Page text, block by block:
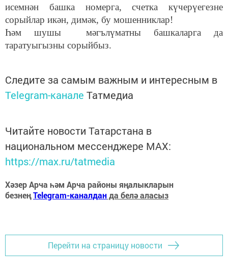
исемнән башка номерга, счетка күчерүегезне
сорыйлар икән, димәк, бу мошенниклар!
Һәм шушы мәгълүматны башкаларга да
таратуыгызны сорыйбыз.
Следите за самым важным и интересным в
Telegram-канале Татмедиа
Читайте новости Татарстана в
национальном мессенджере MАХ:
https://max.ru/tatmedia
Хәзер Арча һәм Арча районы яңалыкларын
безнеңTelegram-каналданда белә аласыз
Перейти на страницу новости